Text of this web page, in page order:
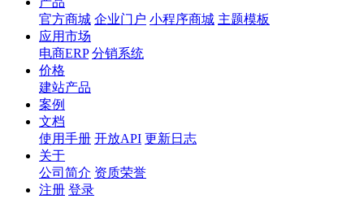
官方商城 企业门户 小程序商城 主题模板
应用市场
电商ERP 分销系统
价格
建站产品
案例
文档
使用手册 开放API 更新日志
关于
公司简介 资质荣誉
注册 登录